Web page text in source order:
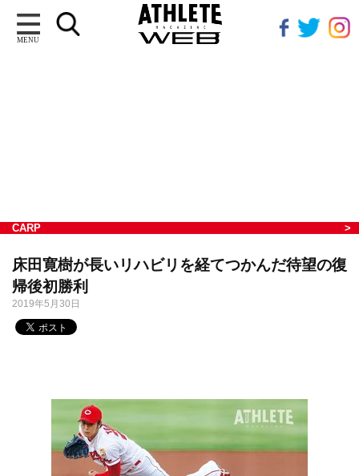
MENU
CARP
床田寛樹が長いリハビリを経てつかんだ待望の復
帰後初勝利
2019年5月30日